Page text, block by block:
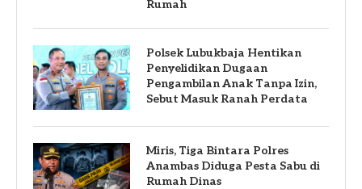
Rumah
Polsek Lubukbaja Hentikan
Penyelidikan Dugaan
Pengambilan Anak Tanpa Izin,
Sebut Masuk Ranah Perdata
Miris, Tiga Bintara Polres
Anambas Diduga Pesta Sabu di
Rumah Dinas